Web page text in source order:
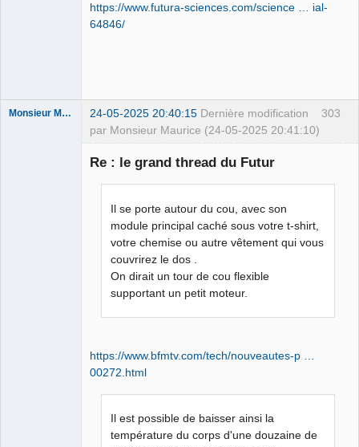
https://www.futura-sciences.com/science … ial-
64846/
303
Monsieur Maurice 24-05-2025 20:40:15 Dernière modification
par Monsieur Maurice (24-05-2025 20:41:10)
Re : le grand thread du Futur
Il se porte autour du cou, avec son
module principal caché sous votre t-shirt,
votre chemise ou autre vêtement qui vous
couvrirez le dos .
On dirait un tour de cou flexible
supportant un petit moteur.
https://www.bfmtv.com/tech/nouveautes-p …
00272.html
Il est possible de baisser ainsi la
température du corps d'une douzaine de